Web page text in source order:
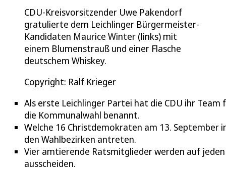
CDU-Kreisvorsitzender Uwe Pakendorf
gratulierte dem Leichlinger Bürgermeister-
Kandidaten Maurice Winter (links) mit
einem Blumenstrauß und einer Flasche
deutschem Whiskey.
Copyright: Ralf Krieger
Als erste Leichlinger Partei hat die CDU ihr Team
die Kommunalwahl benannt.
Welche 16 Christdemokraten am 13. September
den Wahlbezirken antreten.
Vier amtierende Ratsmitglieder werden auf jeden
ausscheiden.